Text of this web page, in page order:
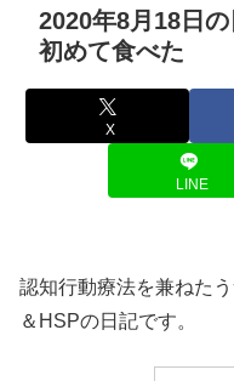
2020年8月18日
初めて食べた
X
LINE
認知行動療法を兼ねた
＆HSPの日記です。